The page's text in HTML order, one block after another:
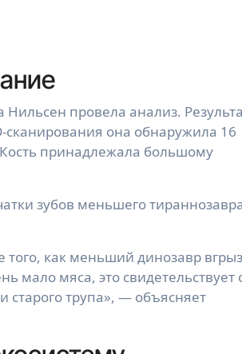
Нильсен провела анализ.
она обнаружила 16
принадлежала большому
зубов меньшего
как меньший динозавр
мало мяса, это свидетельствует
старого трупа», — объясняет